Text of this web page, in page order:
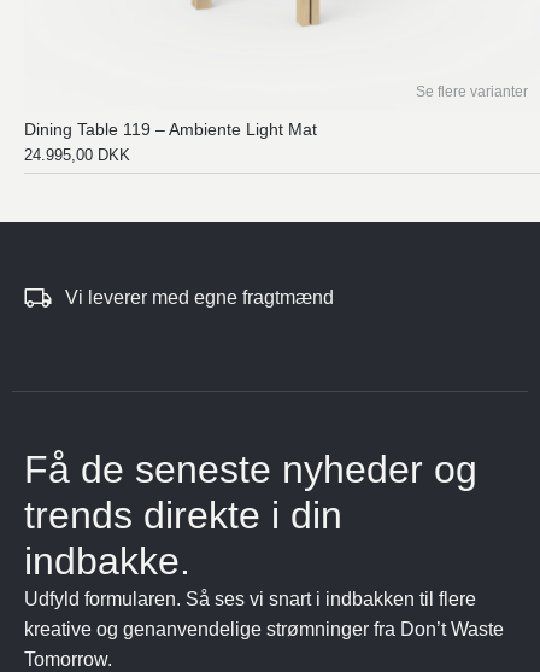
Se flere varianter
Dining Table 119 – Ambiente Light Mat
24.995,00 DKK
Vi leverer med egne fragtmænd
Få de seneste nyheder og
trends direkte i din
indbakke.
Udfyld formularen. Så ses vi snart i indbakken til flere
kreative og genanvendelige strømninger fra Don’t Waste
Tomorrow.